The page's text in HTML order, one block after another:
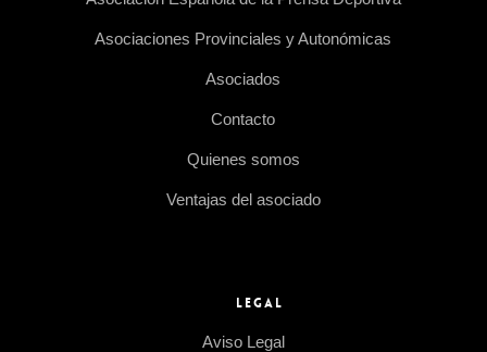
Asociaciones Provinciales y Autonómicas
Asociados
Contacto
Quienes somos
Ventajas del asociado
LEGAL
Aviso Legal